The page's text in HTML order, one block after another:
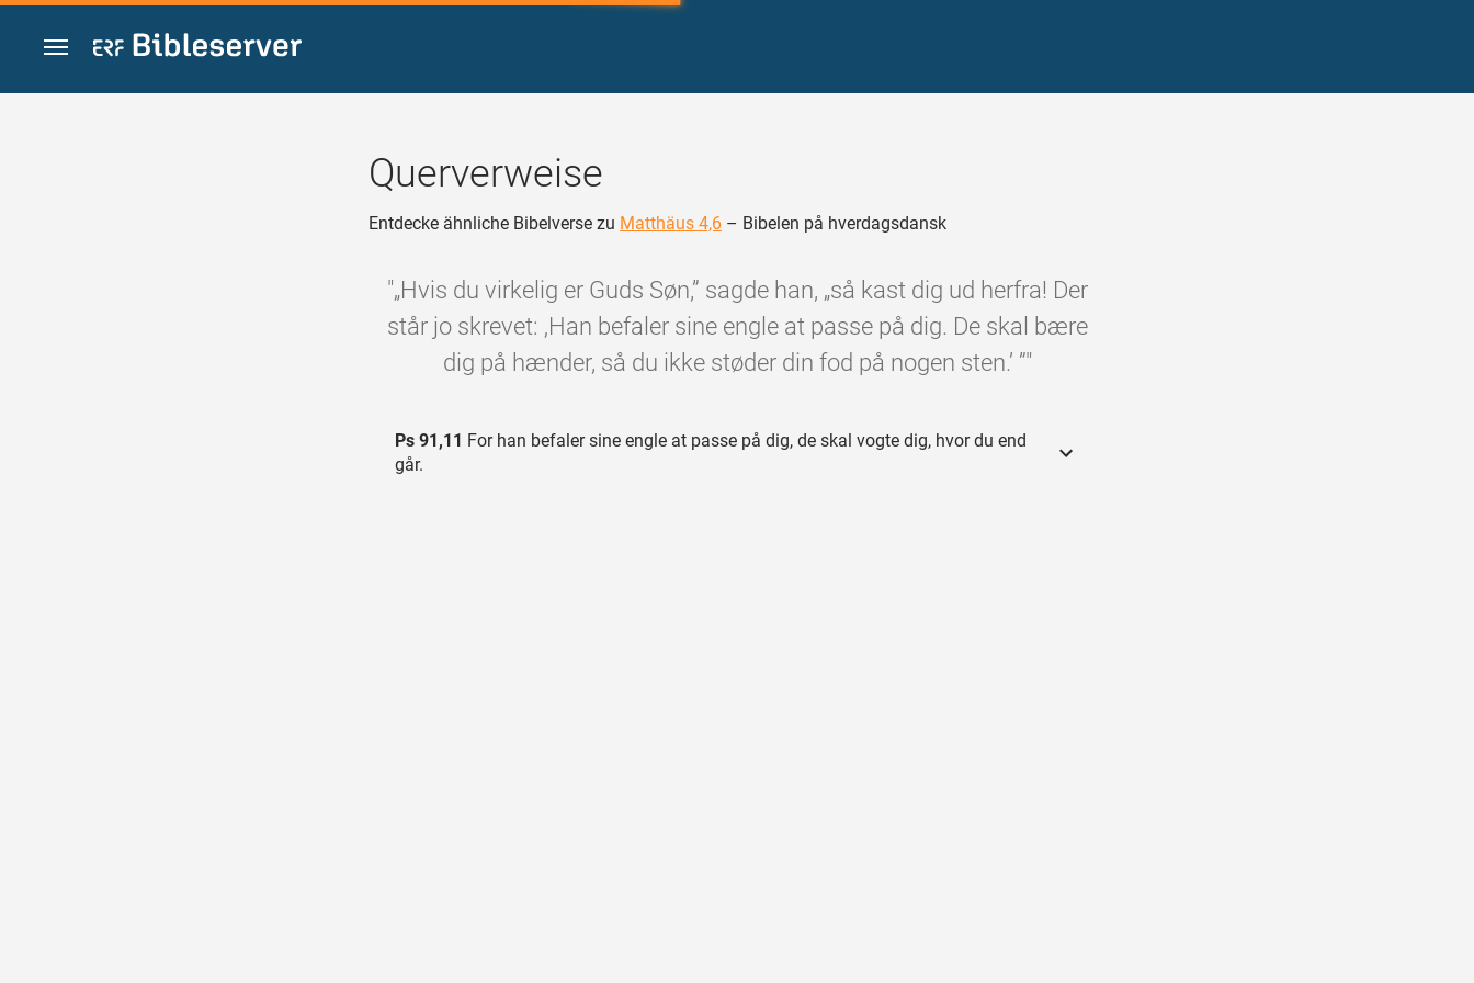
Zum Inhalt springen
Querverweise
Entdecke ähnliche Bibelverse zu Matthäus 4,6 – Bibelen på hverdagsdansk
"„Hvis du virkelig er Guds Søn,” sagde han, „så kast dig ud herfra! Der
står jo skrevet: ‚Han befaler sine engle at passe på dig. De skal bære
dig på hænder, så du ikke støder din fod på nogen sten.’ ”"
Ps 91,11 For han befaler sine engle at passe på dig, de skal vogte dig, hvor du end
går.